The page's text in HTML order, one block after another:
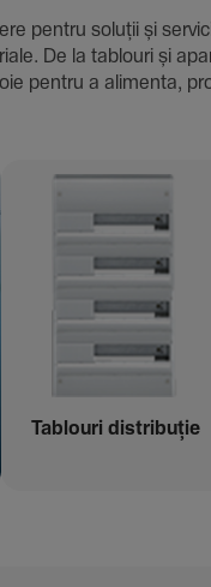
pentru soluții și
De la tablouri și
pentru a alimenta,
Tablouri distribuție